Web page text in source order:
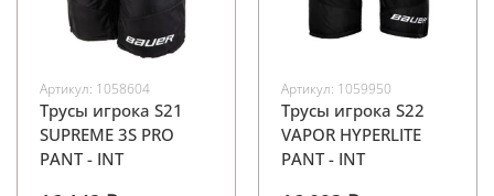
Артикул: 1058604
Трусы игрока S21
SUPREME 3S PRO
PANT - INT
Артикул: 1059950
Трусы игрока S22
VAPOR HYPERLITE
PANT - INT